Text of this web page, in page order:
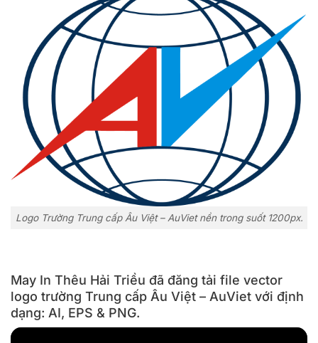
Logo Trường Trung cấp Âu Việt – AuViet nền trong suốt 1200px.
May In Thêu Hải Triều đã đăng tải file vector
logo trường Trung cấp Âu Việt – AuViet với định
dạng: AI, EPS & PNG.